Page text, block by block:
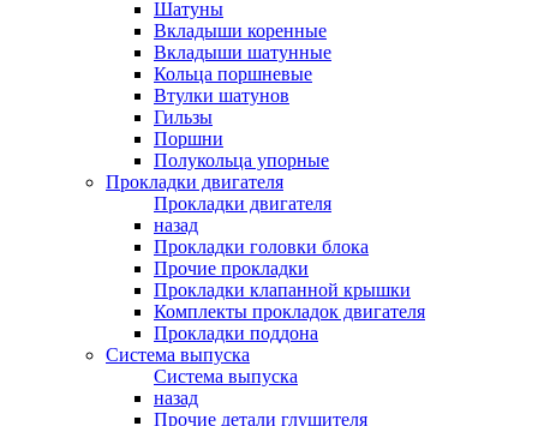
Шатуны
Вкладыши коренные
Вкладыши шатунные
Кольца поршневые
Втулки шатунов
Гильзы
Поршни
Полукольца упорные
Прокладки двигателя
Прокладки двигателя
назад
Прокладки головки блока
Прочие прокладки
Прокладки клапанной крышки
Комплекты прокладок двигателя
Прокладки поддона
Система выпуска
Система выпуска
назад
Прочие детали глушителя